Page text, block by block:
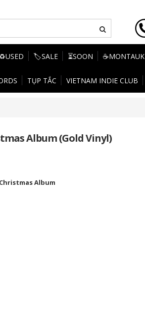
♻️USED 🏷️SALE ⏳SOON ☕MONTAUK
TỤP TẮC VIETNAM INDIE CLUB
Album (Gold Vinyl)
Album